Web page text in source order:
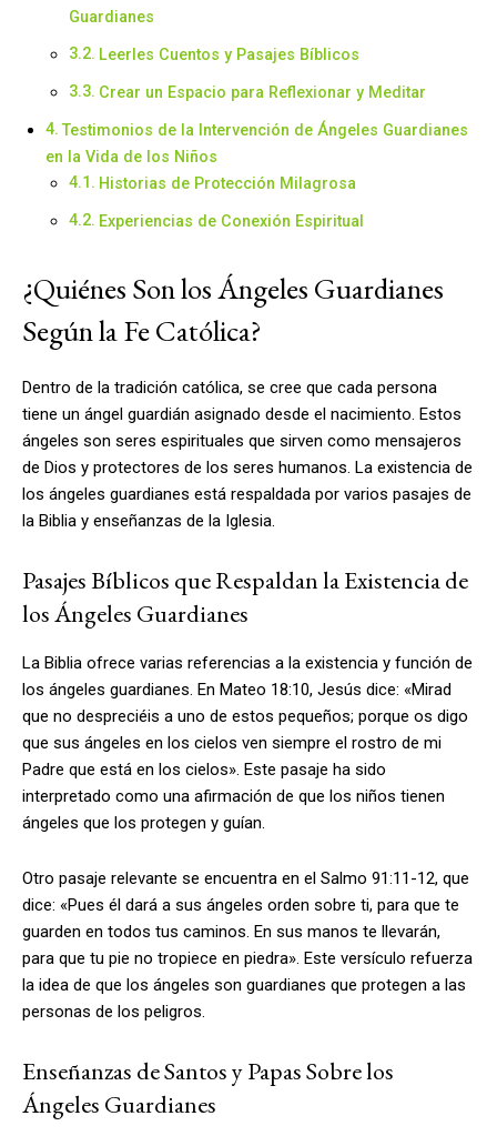
Guardianes
Leerles Cuentos y Pasajes Bíblicos
Crear un Espacio para Reflexionar y Meditar
Testimonios de la Intervención de Ángeles Guardianes
en la Vida de los Niños
Historias de Protección Milagrosa
Experiencias de Conexión Espiritual
¿Quiénes Son los Ángeles Guardianes
Según la Fe Católica?
Dentro de la tradición católica, se cree que cada persona
tiene un ángel guardián asignado desde el nacimiento. Estos
ángeles son seres espirituales que sirven como mensajeros
de Dios y protectores de los seres humanos. La existencia de
los ángeles guardianes está respaldada por varios pasajes de
la Biblia y enseñanzas de la Iglesia.
Pasajes Bíblicos que Respaldan la Existencia de
los Ángeles Guardianes
La Biblia ofrece varias referencias a la existencia y función de
los ángeles guardianes. En Mateo 18:10, Jesús dice: «Mirad
que no despreciéis a uno de estos pequeños; porque os digo
que sus ángeles en los cielos ven siempre el rostro de mi
Padre que está en los cielos». Este pasaje ha sido
interpretado como una afirmación de que los niños tienen
ángeles que los protegen y guían.
Otro pasaje relevante se encuentra en el Salmo 91:11-12, que
dice: «Pues él dará a sus ángeles orden sobre ti, para que te
guarden en todos tus caminos. En sus manos te llevarán,
para que tu pie no tropiece en piedra». Este versículo refuerza
la idea de que los ángeles son guardianes que protegen a las
personas de los peligros.
Enseñanzas de Santos y Papas Sobre los
Ángeles Guardianes